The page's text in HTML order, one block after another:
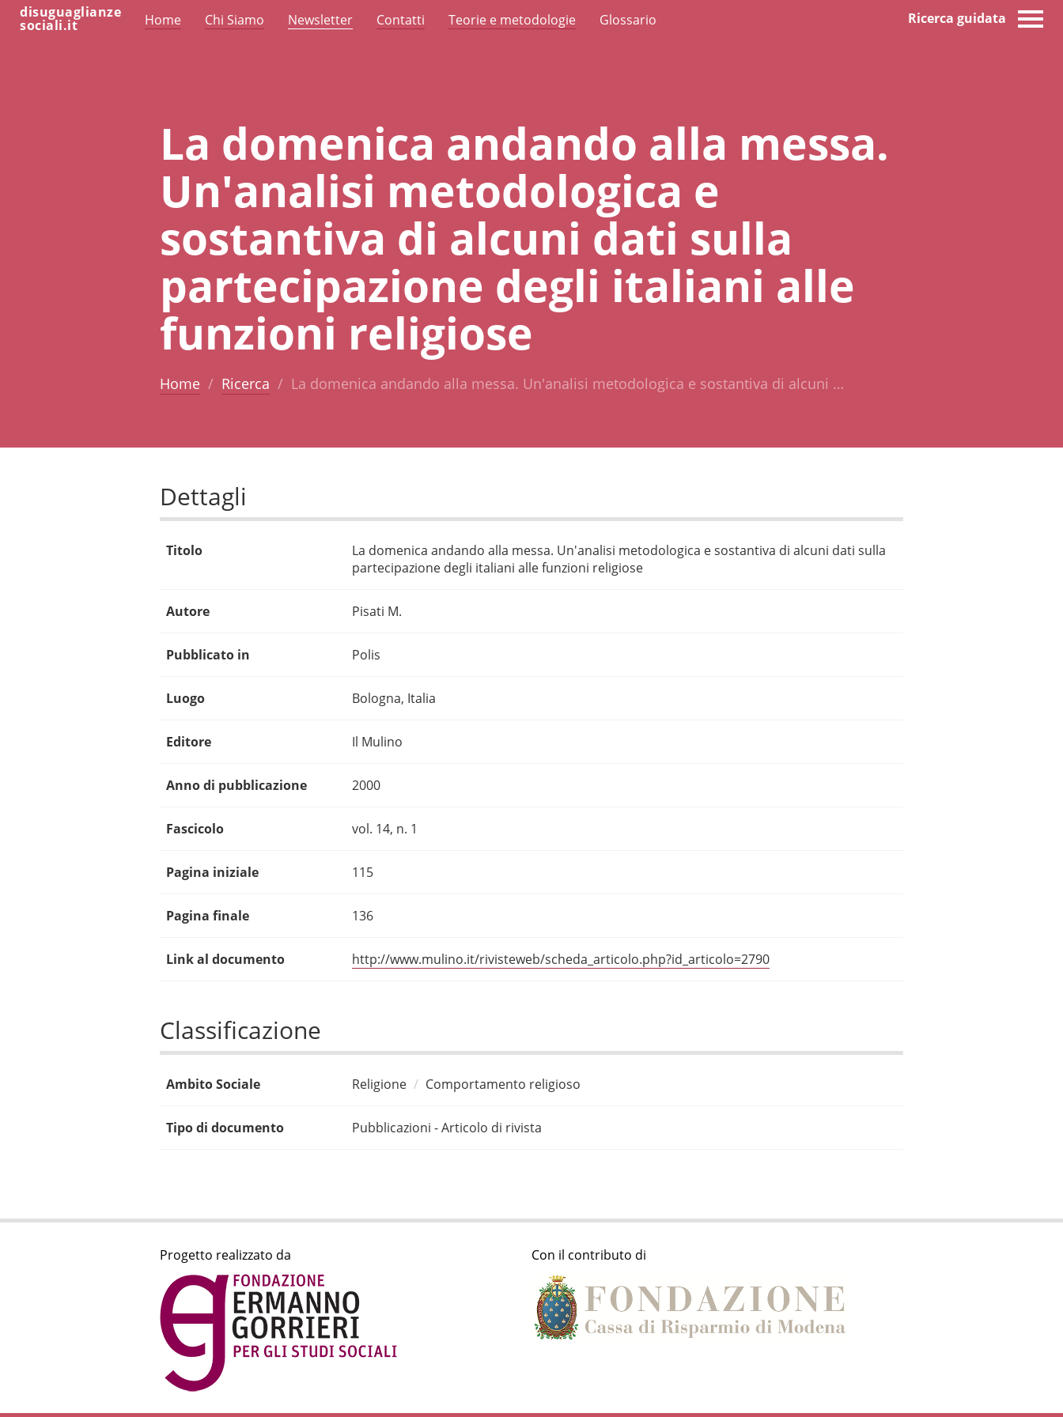
disuguaglianze
sociali.it Home Chi Siamo Newsletter Contatti Teorie e metodologie Glossario Ricerca guidata
La domenica andando alla messa.
Un'analisi metodologica e
sostantiva di alcuni dati sulla
partecipazione degli italiani alle
funzioni religiose
Home Ricerca La domenica andando alla messa. Un'analisi metodologica e sostantiva di alcuni …
Dettagli
Titolo
La domenica andando alla messa. Un'analisi metodologica e sostantiva di alcuni dati sulla
partecipazione degli italiani alle funzioni religiose
Autore Pisati M.
Pubblicato in Polis
Luogo Bologna, Italia
Editore Il Mulino
Anno di pubblicazione 2000
Fascicolo vol. 14, n. 1
Pagina iniziale 115
Pagina finale 136
Link al documento http://www.mulino.it/rivisteweb/scheda_articolo.php?id_articolo=2790
Classificazione
Ambito Sociale Religione Comportamento religioso
Tipo di documento Pubblicazioni - Articolo di rivista
Progetto realizzato da Con il contributo di